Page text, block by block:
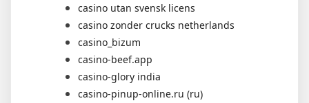
casino utan svensk licens
casino zonder crucks netherlands
casino_bizum
casino-beef.app
casino-glory india
casino-pinup-online.ru (ru)